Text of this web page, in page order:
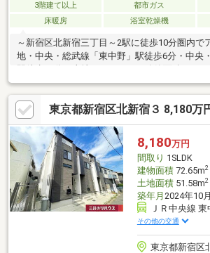
3階建て以上 都市ガス
床暖房
浴室乾燥機
～新宿区北新宿三丁目～2駅に徒歩10分圏内で
地・中央・総武線「東中野」駅徒歩6分・中央
居専用地域：建ぺい率60%/容積率160%・北東
する整形地～建物について～・駐車スペース
限がございます）・リビングは23.3帖と広々と
す・リビング部分には床暖房あり
東京都新宿区北新宿３ 8,180万
8,180万円
間取り 1SLDK
建物面積72.65m2
土地面積51.58m2
築年月 2024年10
ＪＲ中央線
その他の交通
東京都新宿区